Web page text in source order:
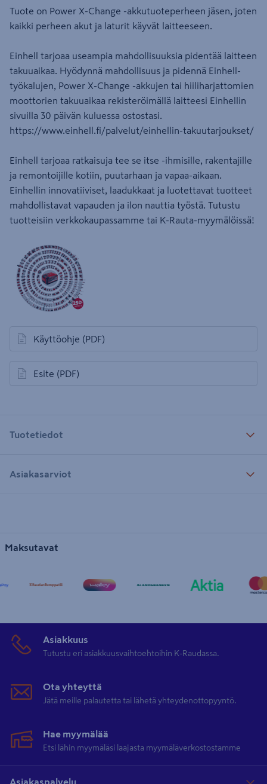
Tuote on Power X-Change -akkutuoteperheen jäsen, joten
kaikki perheen akut ja laturit käyvät laitteeseen.
Einhell tarjoaa useampia mahdollisuuksia pidentää laitteen
takuuaikaa. Hyödynnä mahdollisuus ja pidennä Einhell-
työkalujen, Power X-Change -akkujen tai hiiliharjattomien
moottorien takuuaikaa rekisteröimällä laitteesi Einhellin
sivuilla 30 päivän kuluessa ostostasi.
https://www.einhell.fi/palvelut/einhellin-takuutarjoukset/
Einhell tarjoaa ratkaisuja tee se itse -ihmisille, rakentajille
ja remontoijille kotiin, puutarhaan ja vapaa-aikaan.
Einhellin innovatiiviset, laadukkaat ja luotettavat tuotteet
mahdollistavat vapauden ja ilon nauttia työstä. Tutustu
tuotteisiin verkkokaupassamme tai K-Rauta-myymälöissä!
Käyttöohje (PDF)
avautuu uuteen välilehteen
Esite (PDF)
avautuu uuteen välilehteen
Tuotetiedot
Asiakasarviot
Maksutavat
Asiakkuus
Tutustu eri asiakkuusvaihtoehtoihin K-Raudassa.
Ota yhteyttä
Jätä meille palautetta tai lähetä yhteydenottopyyntö.
Hae myymälää
Etsi lähin myymäläsi laajasta myymäläverkostostamme
Asiakaspalvelu